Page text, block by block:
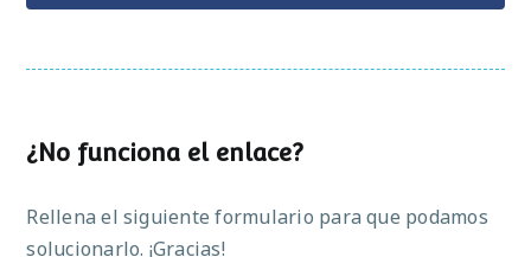
¿No funciona el enlace?
Rellena el siguiente formulario para que podamos
solucionarlo. ¡Gracias!